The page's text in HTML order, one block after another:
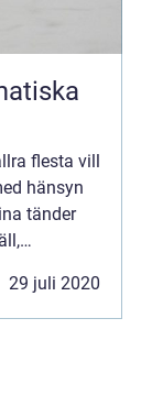
flesta vill
hänsyn
tänder
29 juli 2020